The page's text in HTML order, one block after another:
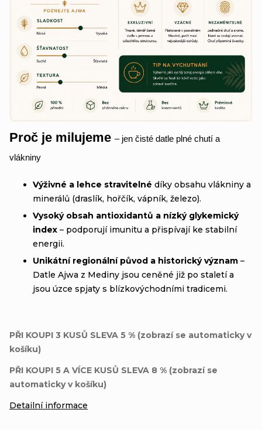
Proč je milujeme – jen čisté datle plné chutí a
vlákniny
Výživné a lehce stravitelné díky obsahu vlákniny a
minerálů (draslík, hořčík, vápník, železo).
Vysoký obsah antioxidantů a nízký glykemický
index – podporují imunitu a přispívají ke stabilní
energii.
Unikátní regionální původ a historický význam –
Datle Ajwa z Mediny jsou ceněné již po staletí a
jsou úzce spjaty s blízkovýchodními tradicemi.
PŘI KOUPI 3 KUSŮ SLEVA 5 % (zobrazí se automaticky v
košíku)
PŘI KOUPI 5 A VÍCE KUSŮ SLEVA 8 % (zobrazí se
automaticky v košíku)
Detailní informace